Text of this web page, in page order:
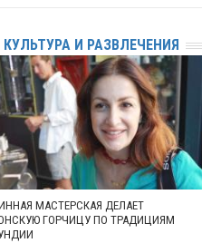
КУЛЬТУРА И РАЗВЛЕЧЕНИЯ
МАСТЕРСКАЯ ДЕЛАЕТ
ГОРЧИЦУ ПО ТРАДИЦИЯМ